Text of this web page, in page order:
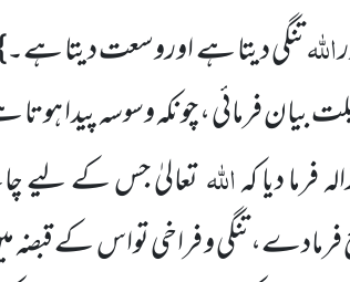
اللہتنگی دیتا ہے اوروسعت دیتا
بیان فرمائی ، چونکہ وسوسہ پیدا
دیا کہاللہتعالیٰ جس کے
تنگی و فراخی تواس کے قبضہ